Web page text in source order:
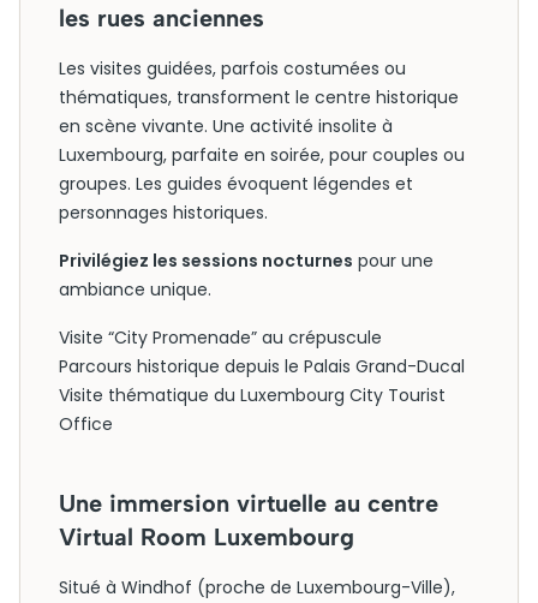
les rues anciennes
Les visites guidées, parfois costumées ou
thématiques, transforment le centre historique
en scène vivante. Une activité insolite à
Luxembourg, parfaite en soirée, pour couples ou
groupes. Les guides évoquent légendes et
personnages historiques.
Privilégiez les sessions nocturnes pour une
ambiance unique.
Visite “City Promenade” au crépuscule
Parcours historique depuis le Palais Grand-Ducal
Visite thématique du Luxembourg City Tourist
Office
Une immersion virtuelle au centre
Virtual Room Luxembourg
Situé à Windhof (proche de Luxembourg-Ville),